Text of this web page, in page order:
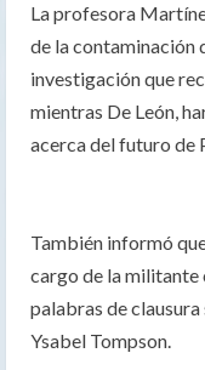
La profesora
de la contaminación
investigación que
mientras De León,
acerca del futuro de
También informó
cargo de la militante
palabras de
Ysabel Tompson.